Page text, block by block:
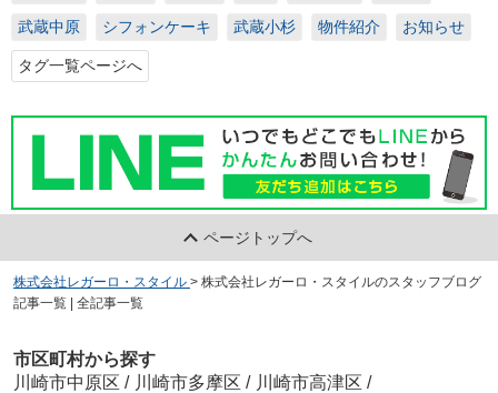
武蔵中原 シフォンケーキ 武蔵小杉 物件紹介 お知らせ
タグ一覧ページへ
ページトップへ
株式会社レガーロ・スタイル > 株式会社レガーロ・スタイルのスタッフブログ
記事一覧 | 全記事一覧
市区町村から探す
川崎市中原区 / 川崎市多摩区 / 川崎市高津区 /